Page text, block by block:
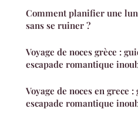
Comment planifier une
sans se ruiner ?
Voyage de noces grèce :
escapade romantique
Voyage de noces en grece
escapade romantique